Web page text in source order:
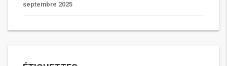
septembre 2025